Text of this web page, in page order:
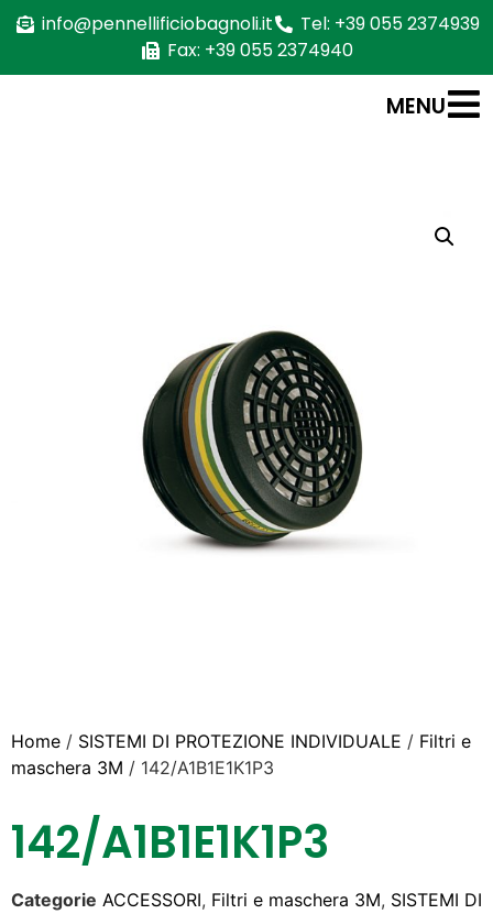
info@pennellificiobagnoli.it
Tel: +39 055 2374939
Fax: +39 055 2374940
MENU
Home / SISTEMI DI PROTEZIONE INDIVIDUALE / Filtri e
maschera 3M / 142/A1B1E1K1P3
142/A1B1E1K1P3
Categorie ACCESSORI, Filtri e maschera 3M, SISTEMI DI